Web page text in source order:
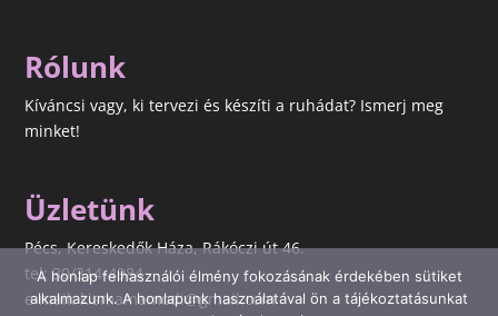
Rólunk
Kíváncsi vagy, ki tervezi és készíti a ruhádat? Ismerj meg
minket!
Üzletünk
Pécs, Kereskedők Háza, Rákóczi út 46.
tel: 30/314-4984
e-mail: kismamamodi@gmail.com
A honlap felhasználói élmény fokozásának érdekében sütiket
alkalmazunk. A honlapunk használatával ön a tájékoztatásunkat